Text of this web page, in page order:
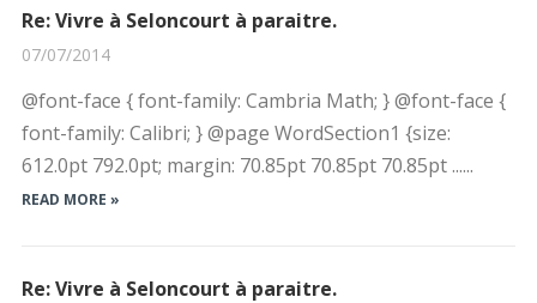
Re: Vivre à Seloncourt à paraitre.
07/07/2014
@font-face { font-family: Cambria Math; } @font-face {
font-family: Calibri; } @page WordSection1 {size:
612.0pt 792.0pt; margin: 70.85pt 70.85pt 70.85pt ......
READ MORE »
Re: Vivre à Seloncourt à paraitre.